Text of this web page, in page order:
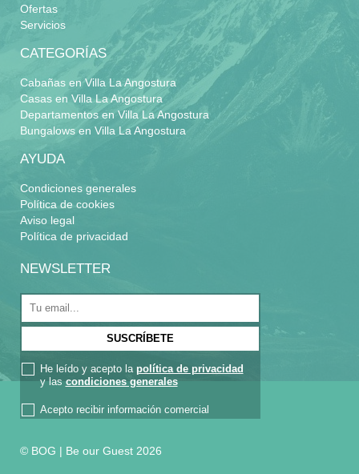
Ofertas
Servicios
CATEGORÍAS
Cabañas en Villa La Angostura
Casas en Villa La Angostura
Departamentos en Villa La Angostura
Bungalows en Villa La Angostura
AYUDA
Condiciones generales
Política de cookies
Aviso legal
Política de privacidad
NEWSLETTER
He leído y acepto la política de privacidad
y las condiciones generales
Acepto recibir información comercial
© BOG | Be our Guest 2026